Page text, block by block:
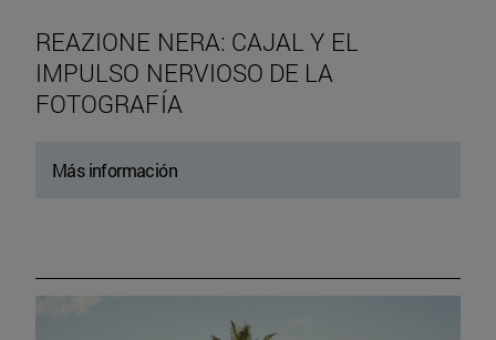
REAZIONE NERA: CAJAL Y EL
IMPULSO NERVIOSO DE LA
FOTOGRAFÍA
Más información